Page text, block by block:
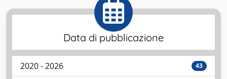
Data di pubblicazione
2020 - 2026 43